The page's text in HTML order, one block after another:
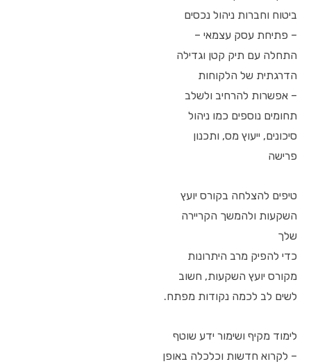
ביטוח וחברות ניהול נכסים
– פתיחת עסק עצמאי –
התחלה עם תיק קטן וגדילה
הדרגתית של הלקוחות
– אפשרות להרחיב ולשלב
תחומים נוספים כמו ניהול
סיכונים, ייעוץ מס, ותכנון
פרישה
טיפים להצלחה בקורס יועץ
השקעות ולהמשך הקריירה
שלך
כדי להפיק מרב היתרונות
מקורס יועץ השקעות, חשוב
לשים לב לכמה נקודות מפתח.
לימוד מקיף ושימור ידע שוטף
– לקרוא חדשות וכלכלה באופן